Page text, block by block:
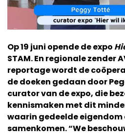
Op 19 juni opende de expo
STAM. En regionale zender
reportage wordt de
de doeken gedaan door
curator van de expo, die
kennismaken met dit
waarin gedeelde
samenkomen. “We